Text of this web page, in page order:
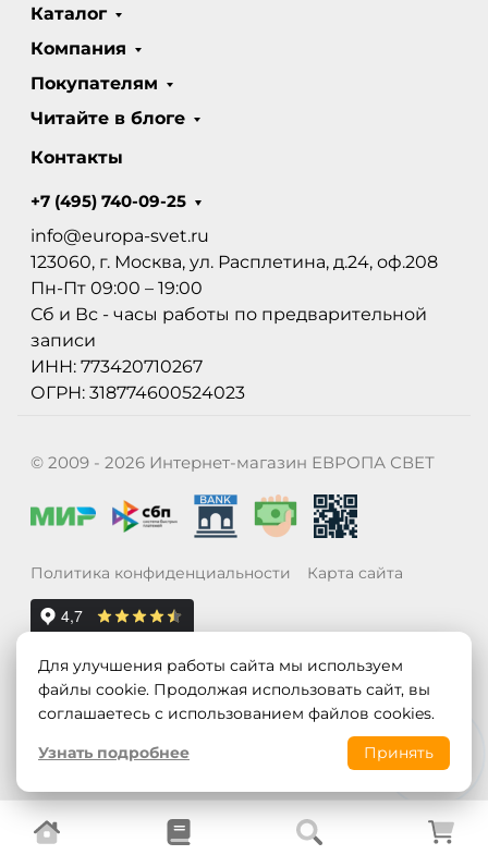
Каталог
Компания
Покупателям
Читайте в блоге
Контакты
+7 (495) 740-09-25
info@europa-svet.ru
123060, г. Москва, ул. Расплетина, д.24, оф.208
Пн-Пт 09:00 – 19:00
Сб и Вс - часы работы по предварительной
записи
ИНН: 773420710267
ОГРН: 318774600524023
© 2009 - 2026 Интернет-магазин ЕВРОПА СВЕТ
Политика конфиденциальности Карта сайта
Для улучшения работы сайта мы используем
файлы cookie. Продолжая использовать сайт, вы
соглашаетесь с использованием файлов cookies.
Узнать подробнее
Принять